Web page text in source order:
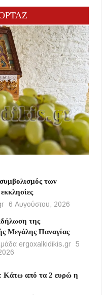
των
6 Αυγούστου, 2026
της
Μεγάλης Παναγίας
ergoxalkidikis.gr 5
Κάτω από τα 2 ευρώ η